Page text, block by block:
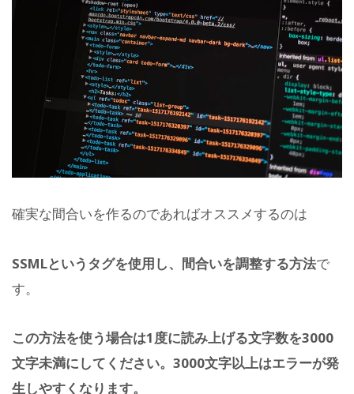
確実な間合いを作るのであればオススメするのは
SSMLというタグを使用し、間合いを調整する方法で
す。
この方法を使う場合は1度に読み上げる文字数を3000
文字未満にしてください。3000文字以上はエラーが発
生しやすくなります。